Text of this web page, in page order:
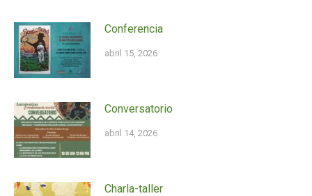
Conferencia
abril 15, 2026
Conversatorio
abril 14, 2026
Charla-taller